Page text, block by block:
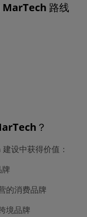
MarTech 路线
？
设中获得价值：
的消费品牌
境品牌